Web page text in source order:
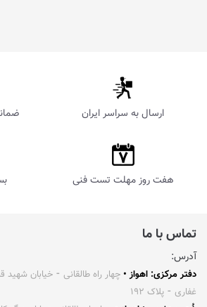
ارسال به سراسر ایران
هفت روز مهلت تست فنی
تماس با ما
آدرس:
دفتر مرکزی: اهواز • چهار راه طالقانی ⁃ خیابان شهید
غفاری ⁃ پلاک ۱۹۲